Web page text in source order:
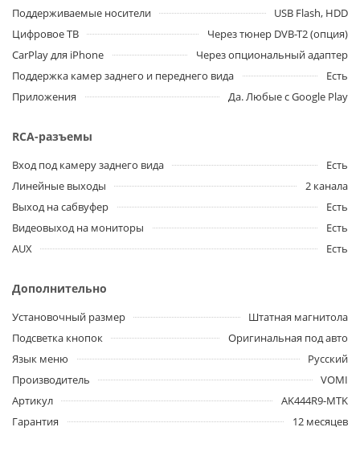
Поддерживаемые носители
USB Flash, HDD
Цифровое ТВ
Через тюнер DVB-T2 (опция)
CarPlay для iPhone
Через опциональный адаптер
Поддержка камер заднего и переднего вида
Есть
Приложения
Да. Любые с Google Play
RCA-разъемы
Вход под камеру заднего вида
Есть
Линейные выходы
2 канала
Выход на сабвуфер
Есть
Видеовыход на мониторы
Есть
AUX
Есть
Дополнительно
Установочный размер
Штатная магнитола
Подсветка кнопок
Оригинальная под авто
Язык меню
Русский
Производитель
VOMI
Артикул
AK444R9-MTK
Гарантия
12 месяцев